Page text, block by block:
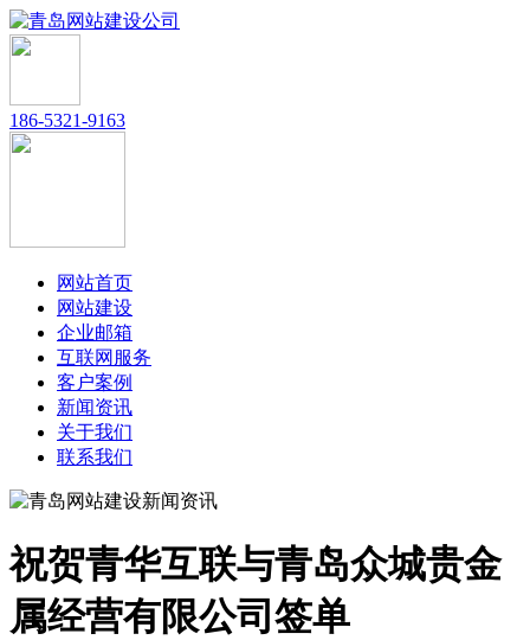
186-5321-9163
网站首页
网站建设
企业邮箱
互联网服务
客户案例
新闻资讯
关于我们
联系我们
祝贺青华互联与青岛众城贵金
属经营有限公司签单